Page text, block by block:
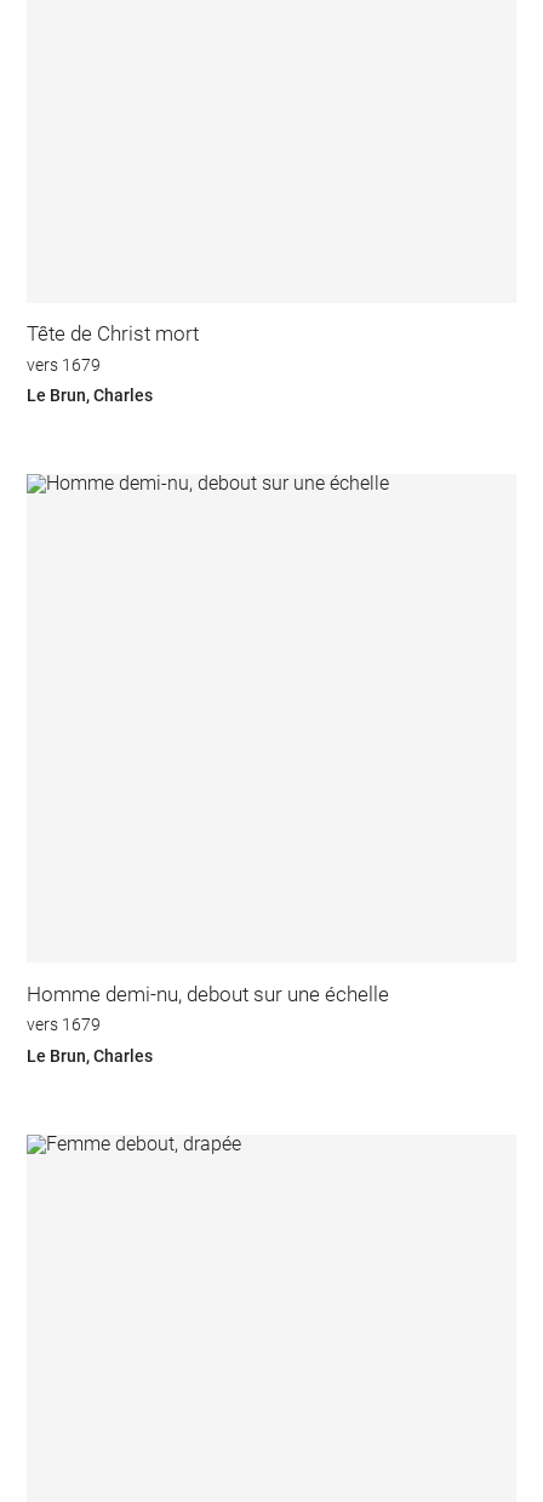
Tête de Christ mort
vers 1679
Le Brun, Charles
Homme demi-nu, debout sur une échelle
vers 1679
Le Brun, Charles